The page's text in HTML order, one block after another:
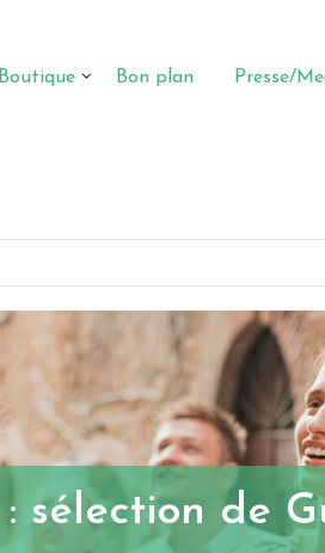
Boutique Bon plan Presse/
sélection de